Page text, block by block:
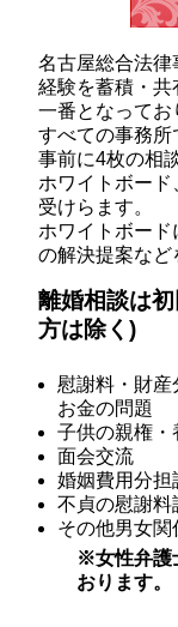
名古屋総合法律
経験を蓄積・
一番となってお
すべての事務所
事前に4枚の相
ホワイトボー
受けらます。
ホワイトボー
の解決提案など
離婚相談は
方は除く)
慰謝料・財産
お金の問題
子供の親権・
面会交流
婚姻費用分担
不貞の慰謝料
その他男女関
※女性弁護
おります。